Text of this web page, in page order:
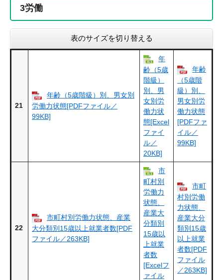
3労働
表のサイズを切り替える
21
年齢（5歳階級）別、男女別
労働力状態[PDFファイル／
99KB]
年
齢（5歳
階級）
別、男
女別労
働力状
態[Excel
ファイ
ル／
20KB]
年齢
（5歳階
級）別、
男女別労
働力状態
[PDFファ
イル／
99KB]
22
市町村別労働力状態、産業
大分類別15歳以上就業者数[PDF
ファイル／263KB]
市
町村別
労働力
状態、
産業大
分類別
15歳以
上就業
者数
[Excelフ
ァイル
市町
村別労働
力状態、
産業大分
類別15歳
以上就業
者数[PDF
ファイル
／263KB]